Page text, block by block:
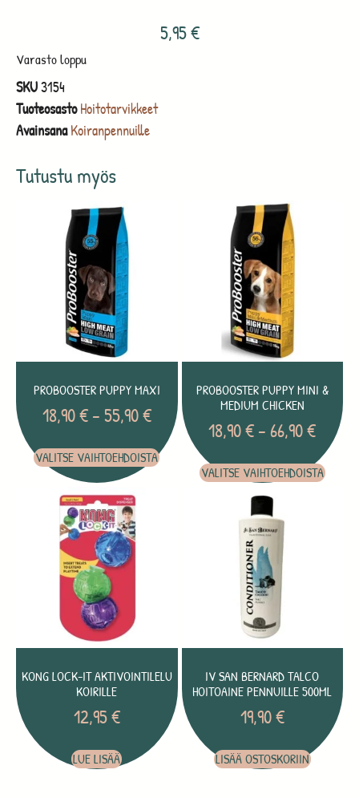
Tutustu myös
PROBOOSTER PUPPY MAXI
18,90€ –55,90€
VALITSE VAIHTOEHDOISTA
PROBOOSTER PUPPY MINI &
MEDIUM CHICKEN
18,90€– 66,90€
VALITSE VAIHTOEHDOISTA
KONG LOCK-IT AKTIVOINTILELU
KOIRILLE
12,95€
LUE LISÄÄ
IV SAN BERNARD TALCO
HOITOAINE PENNUILLE 500ML
19,90€
LISÄÄ OSTOSKORIIN
5,95€
Varasto loppu
SKU3154
Tuoteosasto Hoitotarvikkeet
Avainsana Koiranpennuille